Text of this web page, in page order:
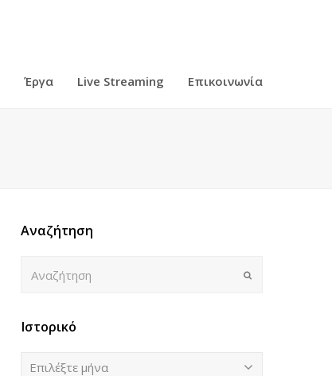
Έργα Live Streaming Επικοινωνία
Αναζήτηση
Ιστορικό
Ιστορικό
Επιλέξτε μήνα